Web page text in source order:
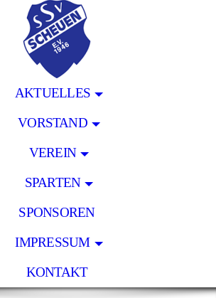
AKTUELLES
VORSTAND
VEREIN
SPARTEN
SPONSOREN
IMPRESSUM
KONTAKT